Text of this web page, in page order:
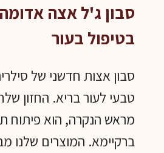
סבון ג'ל אצה
בטיפול בעור
סבון אצות חדשני של
טבעי לעור בריא. החזון
מראש הנקרה, הוא פיתוח
ברקיימא. המוצרים שלנו